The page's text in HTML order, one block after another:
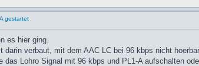
gestartet
es hier ging.
darin verbaut, mit dem AAC LC bei 96 kbps nicht
Lohro Signal mit 96 kbps und PL1-A aufschalten